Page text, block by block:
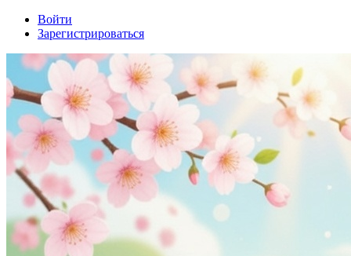
Войти
Зарегистрироваться